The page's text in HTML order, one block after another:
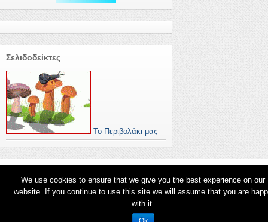
Σελιδοδείκτες
Το Περιβολάκι μας
© 2026Σχολεία Υπερασπιστές των Παιδιών_Αποστολίδου Γεσθημανή .
We use cookies to ensure that we give you the best experience on our
website. If you continue to use this site we will assume that you are
with it.